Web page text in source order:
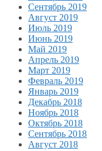
Сентябрь 2019
Август 2019
Июль 2019
Июнь 2019
Май 2019
Апрель 2019
Март 2019
Февраль 2019
Январь 2019
Декабрь 2018
Ноябрь 2018
Октябрь 2018
Сентябрь 2018
Август 2018